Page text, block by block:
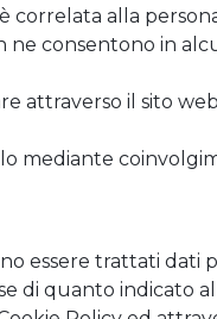
correlata alla
consentono in
attraverso il sito
mediante
essere trattati
di quanto indicato